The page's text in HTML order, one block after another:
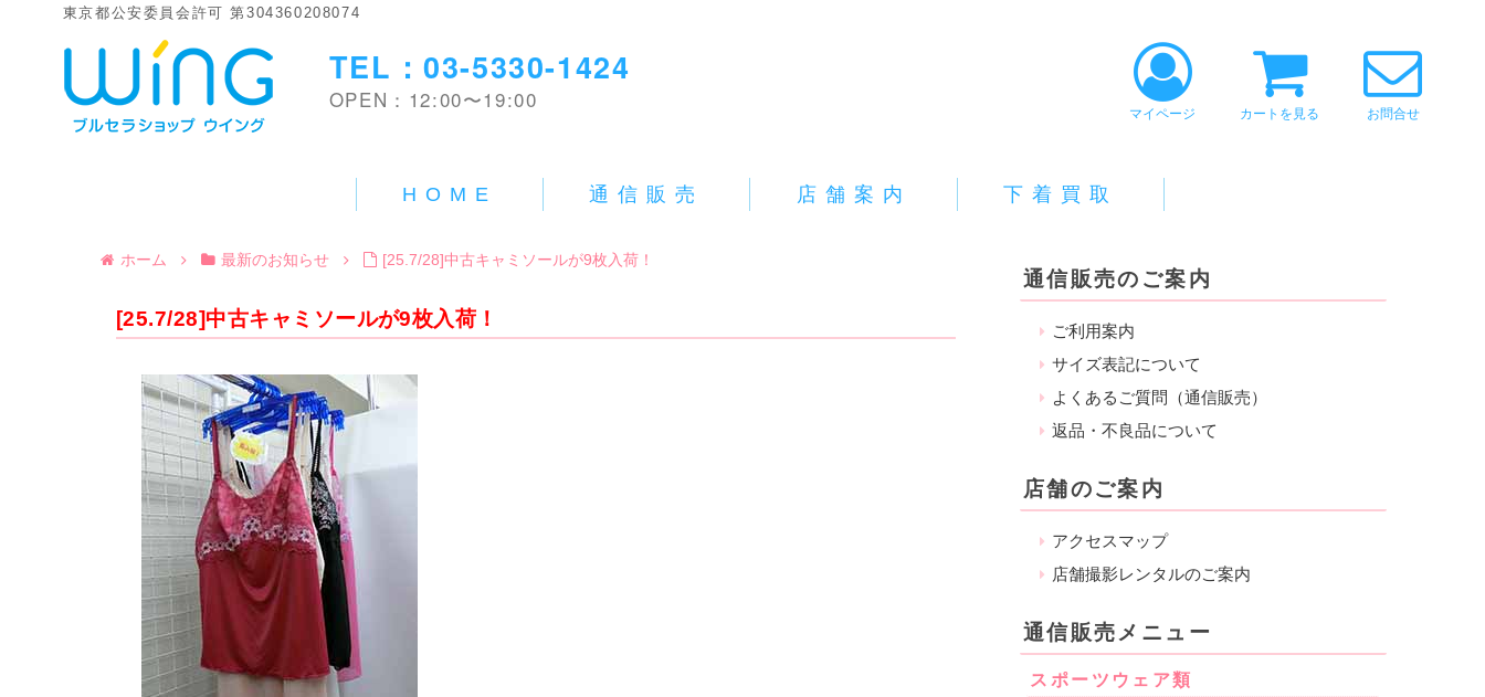
東京都公安委員会許可 第304360208074
TEL：03-5330-1424
OPEN：12:00〜19:00
マイページ カートを見る お問合せ
HOME 通信販売 店舗案内 下着買取
ホーム 最新のお知らせ [25.7/28]中古キャミソールが9枚入荷！
[25.7/28]中古キャミソールが9枚入荷！
通信販売のご案内
ご利用案内
サイズ表記について
よくあるご質問（通信販売）
返品・不良品について
店舗のご案内
アクセスマップ
店舗撮影レンタルのご案内
通信販売メニュー
スポーツウェア類